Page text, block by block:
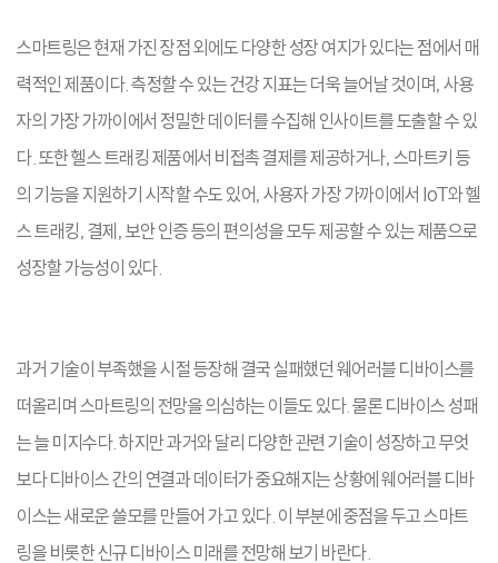
스마트링은 현재 가진 장점 외에도 다양한 성장 여지가 있다는 점에서 매
력적인 제품이다. 측정할 수 있는 건강 지표는 더욱 늘어날 것이며, 사용
자의 가장 가까이에서 정밀한 데이터를 수집해 인사이트를 도출할 수 있
다. 또한 헬스 트래킹 제품에서 비접촉 결제를 제공하거나, 스마트키 등
의 기능을 지원하기 시작할 수도 있어, 사용자 가장 가까이에서 IoT와 헬
스 트래킹, 결제, 보안 인증 등의 편의성을 모두 제공할 수 있는 제품으로
성장할 가능성이 있다.
과거 기술이 부족했을 시절 등장해 결국 실패했던 웨어러블 디바이스를
떠올리며 스마트링의 전망을 의심하는 이들도 있다. 물론 디바이스 성패
는 늘 미지수다. 하지만 과거와 달리 다양한 관련 기술이 성장하고 무엇
보다 디바이스 간의 연결과 데이터가 중요해지는 상황에 웨어러블 디바
이스는 새로운 쓸모를 만들어 가고 있다. 이 부분에 중점을 두고 스마트
링을 비롯한 신규 디바이스 미래를 전망해 보기 바란다.